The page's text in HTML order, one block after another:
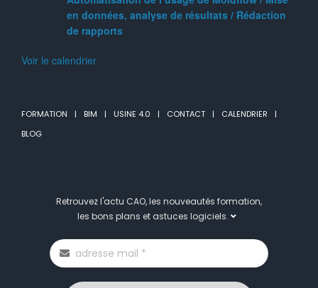
en données, analyse de résultats / Rédaction
de rapports
Voir le calendrier
FORMATION BIM USINE 4.0 CONTACT
CALENDRIER
BLOG
Retrouvez l'actu CAO, les nouveautés formation,
les bons plans et astuces logiciels.